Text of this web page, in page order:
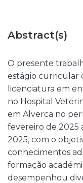
Abstract(s)
O presente
estágio curricular
licenciatura em
no Hospital
em Alverca no
fevereiro de 2025
2025, com o
conhecimentos
formação
desempenhou